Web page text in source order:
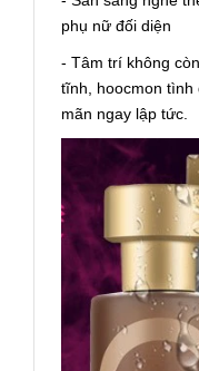
phụ nữ đối diện
- Tâm trí không
tĩnh, hoocmon tình
mãn ngay lập tức.